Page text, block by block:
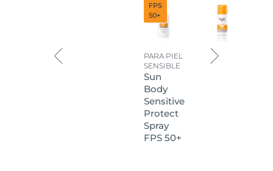
FPS
50+
PARA PIEL
SENSIBLE
Sun
Body
Sensitive
Protect
Spray
FPS 50+